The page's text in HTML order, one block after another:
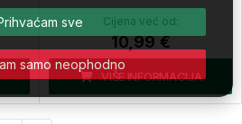
Cijena već od:
10,99 €
VIŠE INFORMACIJA
sve
samo neophodno